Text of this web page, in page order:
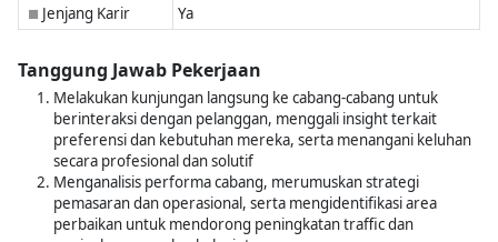
■ Jenjang Karir Ya
Tanggung Jawab Pekerjaan
Melakukan kunjungan langsung ke cabang-cabang untuk
berinteraksi dengan pelanggan, menggali insight terkait
preferensi dan kebutuhan mereka, serta menangani keluhan
secara profesional dan solutif
Menganalisis performa cabang, merumuskan strategi
pemasaran dan operasional, serta mengidentifikasi area
perbaikan untuk mendorong peningkatan traffic dan